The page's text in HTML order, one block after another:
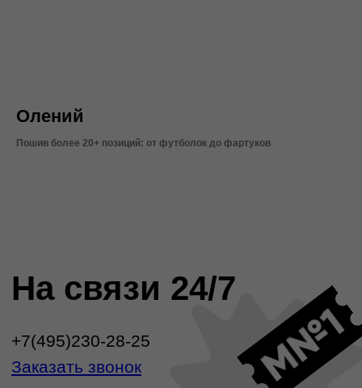
Олений
Пошив более 20+ позиций: от футболок до фартуков